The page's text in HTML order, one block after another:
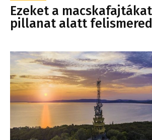
Ezeket a
pillanat alatt felismered